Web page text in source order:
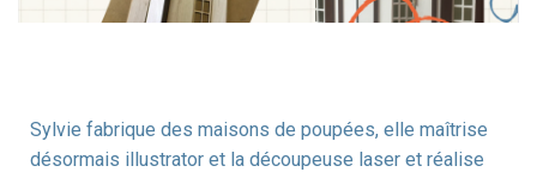
Sylvie fabrique des maisons de poupées, elle maîtrise
désormais illustrator et la découpeuse laser et réalise